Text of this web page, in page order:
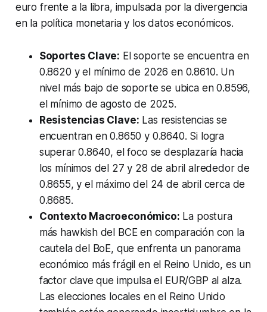
euro frente a la libra, impulsada por la divergencia
en la política monetaria y los datos económicos.
Soportes Clave: El soporte se encuentra en
0.8620 y el mínimo de 2026 en 0.8610. Un
nivel más bajo de soporte se ubica en 0.8596,
el mínimo de agosto de 2025.
Resistencias Clave: Las resistencias se
encuentran en 0.8650 y 0.8640. Si logra
superar 0.8640, el foco se desplazaría hacia
los mínimos del 27 y 28 de abril alrededor de
0.8655, y el máximo del 24 de abril cerca de
0.8685.
Contexto Macroeconómico: La postura
más hawkish del BCE en comparación con la
cautela del BoE, que enfrenta un panorama
económico más frágil en el Reino Unido, es un
factor clave que impulsa el EUR/GBP al alza.
Las elecciones locales en el Reino Unido